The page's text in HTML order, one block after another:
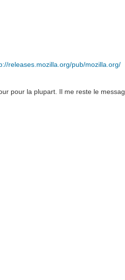
releases.mozilla.org/pub/mozilla.org/
pour la plupart. Il me reste le